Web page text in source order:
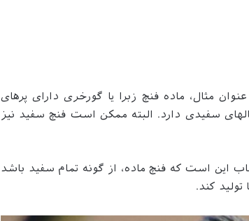
مثال، ماده فنچ زبرا یا گورخری دارای پرهای
سفیدی دارد. البته ممکن است فنچ سفید نیز
این است که فنچ ماده، از گونه تمام سفید باشد
کند.